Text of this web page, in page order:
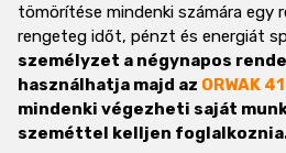
tömörítése mindenki számára egy
rengeteg időt, pénzt és energiát
személyzet a négynapos
használhatja majd az ORWAK
mindenki végezheti saját
szeméttel kelljen